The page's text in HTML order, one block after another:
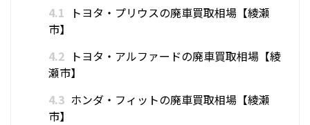
4.1
トヨタ・プリウスの廃車買取相場【綾瀬
市】
4.2 トヨタ・アルファードの廃車買取相場【綾
瀬市】
4.3 ホンダ・フィットの廃車買取相場【綾瀬
市】